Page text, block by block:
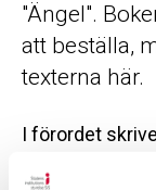
"Ängel".
att beställa,
texterna här.
I förordet
Alla texter är